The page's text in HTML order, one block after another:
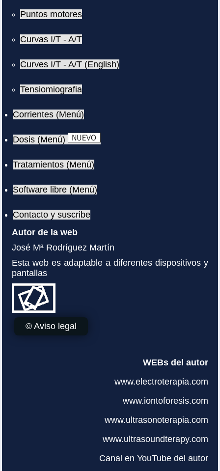
Puntos motores
Curvas I/T - A/T
Curves I/T - A/T (English)
Tensiomiografia
Corrientes (Menú)
Dosis (Menú)
Tratamientos (Menú)
Software libre (Menú)
Contacto y suscribe
Autor de la web
José Mª Rodríguez Martín
Esta web es adaptable a diferentes dispositivos y
pantallas
© Aviso legal
WEBs del autor
www.electroterapia.com
www.iontoforesis.com
www.ultrasonoterapia.com
www.ultrasoundterapy.com
Canal en YouTube del autor